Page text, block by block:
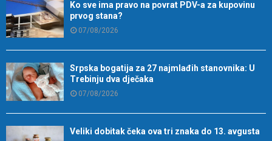
Ko sve ima pravo na povrat PDV-a za kupovinu
prvog stana?
07/08/2026
Srpska bogatija za 27 najmlađih stanovnika: U
Trebinju dva dječaka
07/08/2026
Veliki dobitak čeka ova tri znaka do 13. avgusta